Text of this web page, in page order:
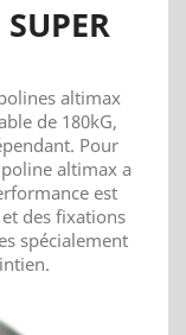
altimax
de 180kG,
Pour
altimax a
est
des fixations
spécialement